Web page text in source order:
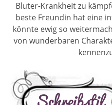
Bluter-Krankheit zu
beste Freundin hat eine
könnte ewig so
von wunderbaren